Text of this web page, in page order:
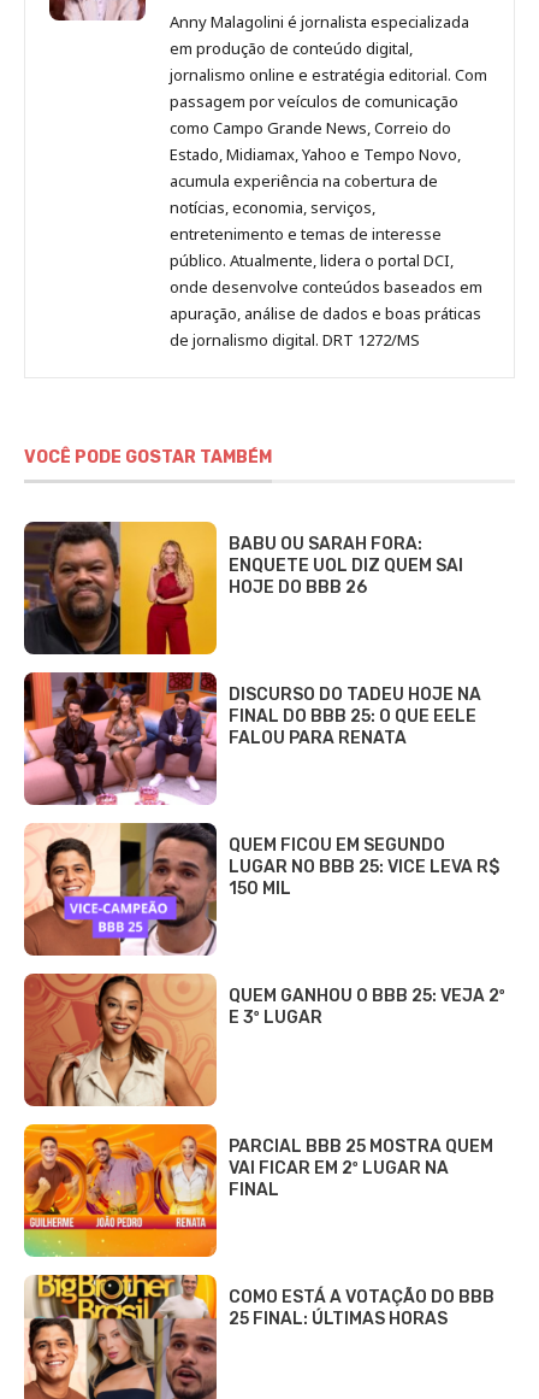
Malagolini
no
Pinterest
Malagolini
no
LinkedIn
Malagolini
no
Instagram
Malagolini
no
Facebook
de
Anny
Malagolini
Anny Malagolini é jornalista especializada
em produção de conteúdo digital,
jornalismo online e estratégia editorial. Com
passagem por veículos de comunicação
como Campo Grande News, Correio do
Estado, Midiamax, Yahoo e Tempo Novo,
acumula experiência na cobertura de
notícias, economia, serviços,
entretenimento e temas de interesse
público. Atualmente, lidera o portal DCI,
onde desenvolve conteúdos baseados em
apuração, análise de dados e boas práticas
de jornalismo digital. DRT 1272/MS
VOCÊ PODE GOSTAR TAMBÉM
BABU OU SARAH FORA:
ENQUETE UOL DIZ QUEM SAI
HOJE DO BBB 26
DISCURSO DO TADEU HOJE NA
FINAL DO BBB 25: O QUE EELE
FALOU PARA RENATA
QUEM FICOU EM SEGUNDO
LUGAR NO BBB 25: VICE LEVA R$
150 MIL
QUEM GANHOU O BBB 25: VEJA 2º
E 3º LUGAR
PARCIAL BBB 25 MOSTRA QUEM
VAI FICAR EM 2º LUGAR NA
FINAL
COMO ESTÁ A VOTAÇÃO DO BBB
25 FINAL: ÚLTIMAS HORAS